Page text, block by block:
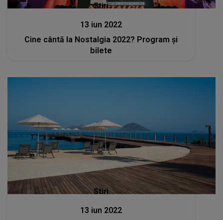
Stiri
13 iun 2022
Cine cântă la Nostalgia 2022? Program şi
bilete
Stiri
13 iun 2022